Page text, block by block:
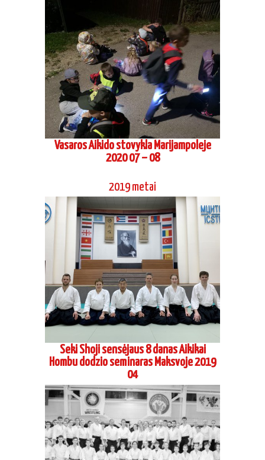
Vasaros Aikido stovykla Marijampoleje
2020 07 – 08
2019 metai
Seki Shoji sensėjaus 8 danas Aikikai
Hombu dodzio seminaras Maksvoje 2019
04